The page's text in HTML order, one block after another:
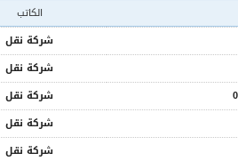
الكاتب
شركة نقل
شركة نقل
شركة نقل
شركة نقل
شركة نقل